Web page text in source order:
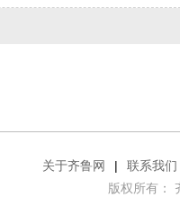
关于齐鲁网 |
联系我们
版权所有：